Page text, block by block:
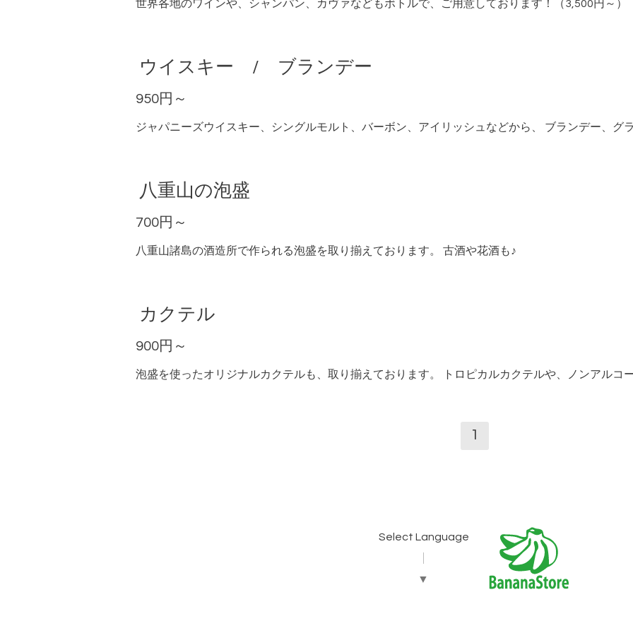
世界各地のワインや、シャンパン、カヴァなどもボトルで、ご用意しております！（3,500円～）
ウイスキー / ブランデー
950円～
ジャパニーズウイスキー、シングルモルト、バーボン、アイリッシュなどから、 ブランデー、グ
八重山の泡盛
700円～
八重山諸島の酒造所で作られる泡盛を取り揃えております。 古酒や花酒も♪
カクテル
900円～
泡盛を使ったオリジナルカクテルも、取り揃えております。 トロピカルカクテルや、ノンアルコ
1
Select Language
▼